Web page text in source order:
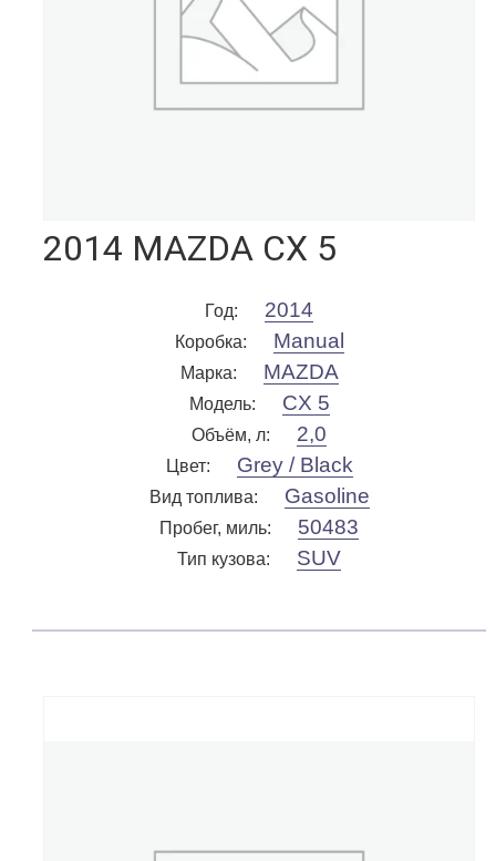
2014 MAZDA CX 5
Год: 2014
Коробка: Manual
Марка: MAZDA
Модель: CX 5
Объём, л: 2,0
Цвет: Grey / Black
Вид топлива: Gasoline
Пробег, миль: 50483
Тип кузова: SUV